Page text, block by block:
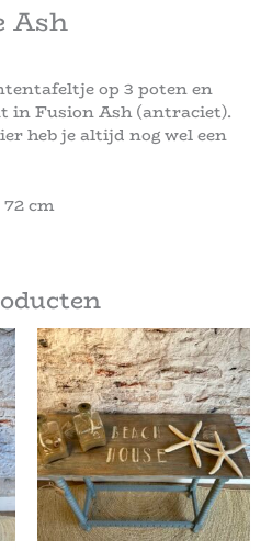
Ash
op 3 poten en
in Fusion Ash (antraciet).
heb je altijd nog wel een
cm